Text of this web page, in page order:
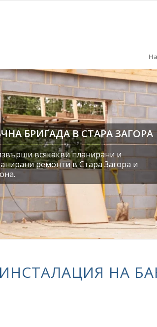
БРИГАДА В СТАРА ЗАГОРА
всякакви планирани и
ремонти в Стара Загора и
НА